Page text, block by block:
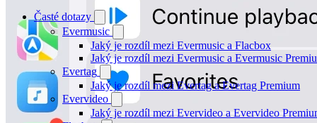
Časté dotazy
Evermusic
Jaký je rozdíl mezi Evermusic a Flacbox
Jaký je rozdíl mezi Evermusic a Evermusic
Evertag
Jaký je rozdíl mezi Evertag a Evertag Premium
Evervideo
Jaký je rozdíl mezi Evervideo a Evervideo